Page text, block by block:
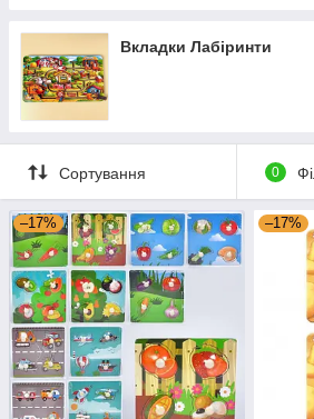
Вкладки Лабіринти
Сортування 0
–17% –17%